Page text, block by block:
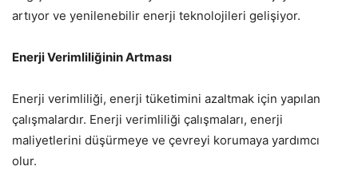
artıyor ve yenilenebilir enerji teknolojileri gelişiyor.
Enerji Verimliliğinin Artması
Enerji verimliliği, enerji tüketimini azaltmak için yapılan
çalışmalardır. Enerji verimliliği çalışmaları, enerji
maliyetlerini düşürmeye ve çevreyi korumaya yardımcı
olur.